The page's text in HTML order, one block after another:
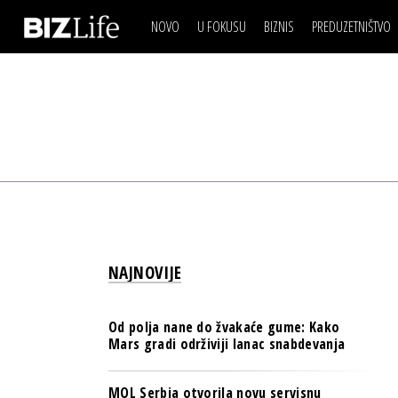
NOVO U FOKUSU BIZNIS
ESG & ENERGY
PULS REGIONA
NOVO NA RAFU
PREDUZETNIŠTVO
IZJAVA DANABIZNIS SCENA
NOVO NA RAFU
NAJNOVIJE
Od polja nane do žvakaće gume: Kako
Mars gradi održiviji lanac snabdevanja
MOL Serbia otvorila novu servisnu